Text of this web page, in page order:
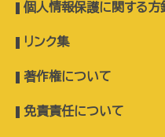
個人情報保護に関する方
リンク集
著作権について
免責責任について